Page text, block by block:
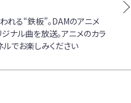
れる“鉄板”。DAMのアニメ
ナル曲を放送。アニメのカラ
でお楽しみください